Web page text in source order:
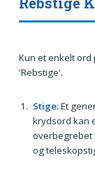
Kun et enkelt
'Rebstige'.
Stige: Et
krydsord kan
overbegrebet
og